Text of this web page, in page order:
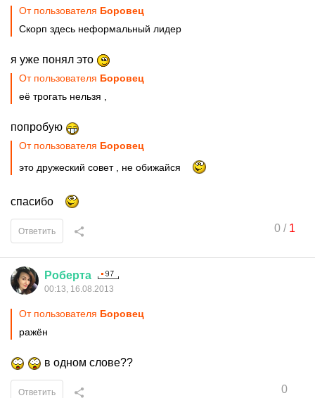
От пользователя Боровец
Скорп здесь неформальный лидер
я уже понял это
От пользователя Боровец
её трогать нельзя ,
попробую
От пользователя Боровец
это дружеский совет , не обижайся
спасибо
0/ 1
Ответить
Роберта
00:13, 16.08.2013
От пользователя Боровец
ражён
в одном слове??
0
Ответить